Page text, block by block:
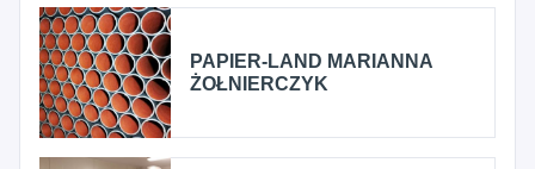
PAPIER-LAND MARIANNA
ŻOŁNIERCZYK